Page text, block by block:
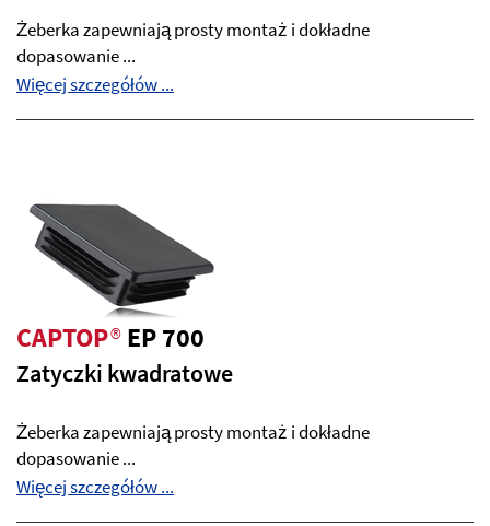
Żeberka zapewniają prosty montaż i dokładne
dopasowanie ...
Więcej szczegółów ...
CAPTOP®EP 700
Zatyczki kwadratowe
Żeberka zapewniają prosty montaż i dokładne
dopasowanie ...
Więcej szczegółów ...